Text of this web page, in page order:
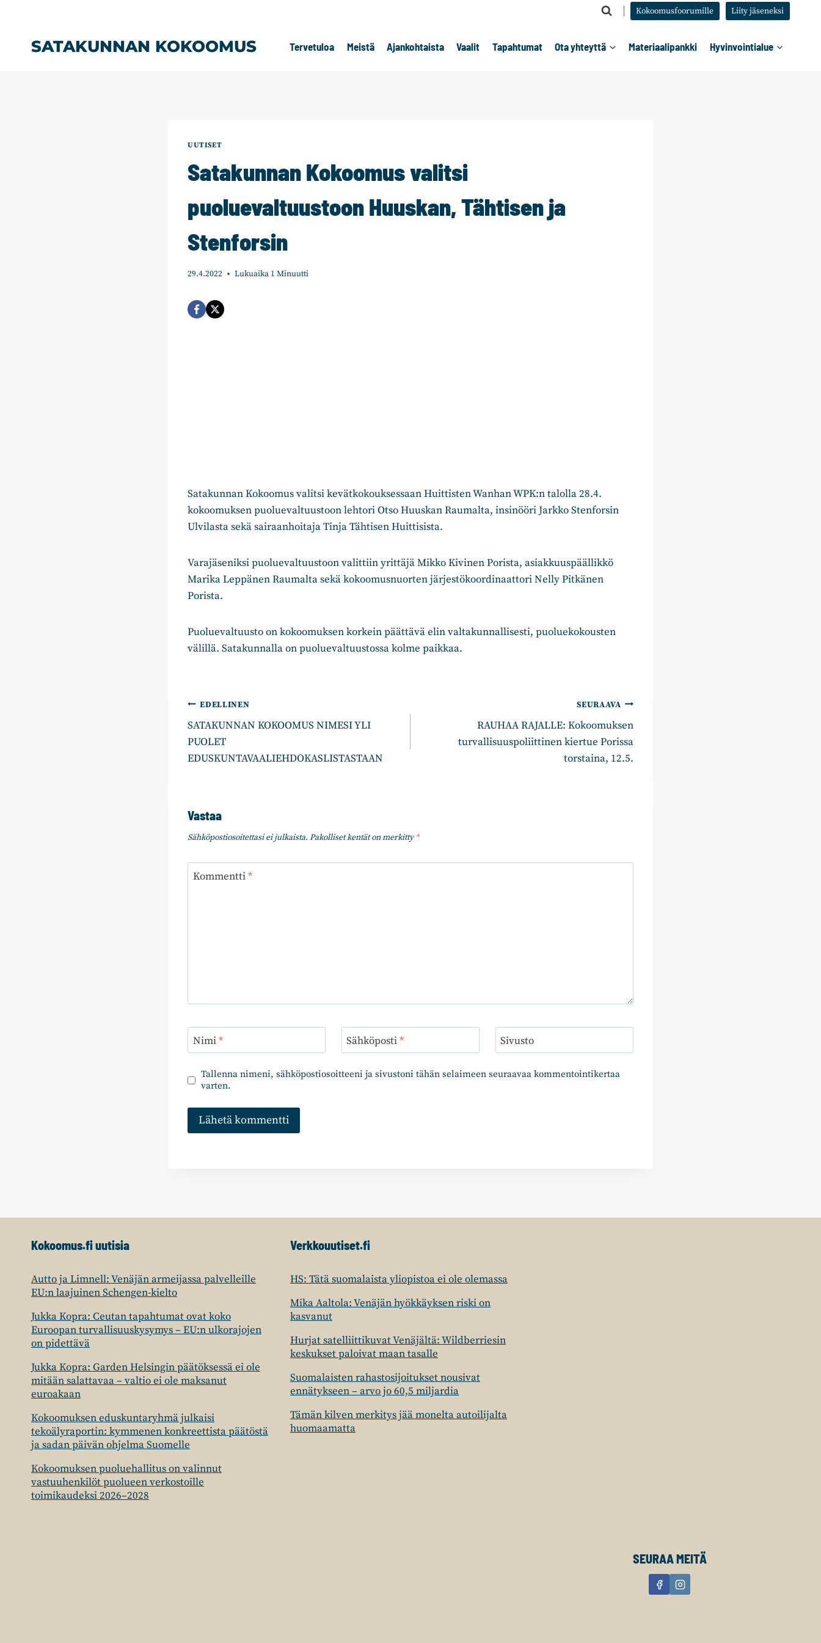
Kokoomusfoorumille Liity jäseneksi
SATAKUNNAN KOKOOMUS Tervetuloa Meistä Ajankohtaista Vaalit Tapahtumat Ota yhteyttä Materiaalipankki Hyvinvointialue
UUTISET
Satakunnan Kokoomus valitsi
puoluevaltuustoon Huuskan, Tähtisen ja
Stenforsin
29.4.2022 Lukuaika 1 Minuutti
Satakunnan Kokoomus valitsi kevätkokouksessaan Huittisten Wanhan WPK:n talolla 28.4.
kokoomuksen puoluevaltuustoon lehtori Otso Huuskan Raumalta, insinööri Jarkko Stenforsin
Ulvilasta sekä sairaanhoitaja Tinja Tähtisen Huittisista.
Varajäseniksi puoluevaltuustoon valittiin yrittäjä Mikko Kivinen Porista, asiakkuuspäällikkö
Marika Leppänen Raumalta sekä kokoomusnuorten järjestökoordinaattori Nelly Pitkänen
Porista.
Puoluevaltuusto on kokoomuksen korkein päättävä elin valtakunnallisesti, puoluekokousten
välillä. Satakunnalla on puoluevaltuustossa kolme paikkaa.
Artikkelien
selaus
EDELLINEN
SATAKUNNAN KOKOOMUS NIMESI YLI
PUOLET
EDUSKUNTAVAALIEHDOKASLISTASTAAN
SEURAAVA
RAUHAA RAJALLE: Kokoomuksen
turvallisuuspoliittinen kiertue Porissa
torstaina, 12.5.
Vastaa
Sähköpostiosoitettasi ei julkaista. Pakolliset kentät on merkitty*
Kommentti*
Nimi* Sähköposti* Sivusto
Tallenna nimeni, sähköpostiosoitteeni ja sivustoni tähän selaimeen seuraavaa kommentointikertaa
varten.
Kokoomus.fi uutisia
Autto ja Limnell: Venäjän armeijassa palvelleille
EU:n laajuinen Schengen-kielto
Jukka Kopra: Ceutan tapahtumat ovat koko
Euroopan turvallisuuskysymys – EU:n ulkorajojen
on pidettävä
Jukka Kopra: Garden Helsingin päätöksessä ei ole
mitään salattavaa – valtio ei ole maksanut
euroakaan
Kokoomuksen eduskuntaryhmä julkaisi
tekoälyraportin: kymmenen konkreettista päätöstä
ja sadan päivän ohjelma Suomelle
Kokoomuksen puoluehallitus on valinnut
vastuuhenkilöt puolueen verkostoille
toimikaudeksi 2026–2028
Verkkouutiset.fi
HS: Tätä suomalaista yliopistoa ei ole olemassa
Mika Aaltola: Venäjän hyökkäyksen riski on
kasvanut
Hurjat satelliittikuvat Venäjältä: Wildberriesin
keskukset paloivat maan tasalle
Suomalaisten rahastosijoitukset nousivat
ennätykseen – arvo jo 60,5 miljardia
Tämän kilven merkitys jää monelta autoilijalta
huomaamatta
SEURAA MEITÄ